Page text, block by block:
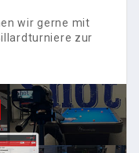
wir gerne mit
zur